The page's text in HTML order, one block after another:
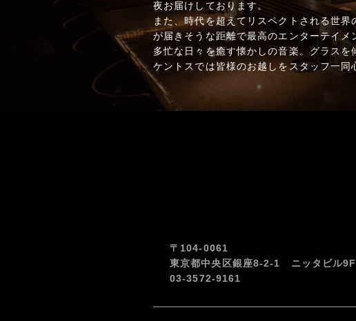
夜お届けしております。
また、時代を超えてリスペクトされる世
が届きそうな距離で最高のエンターテイメ
多忙な日々を癒す懐かしの音楽。グラス
ケントスでは皆様のお越しをスタッフ一同
〒104-0061
東京都中央区銀座8-2-1 ニッタビル9F
03-3572-9161